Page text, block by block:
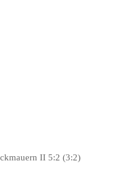
II 5:2 (3:2)